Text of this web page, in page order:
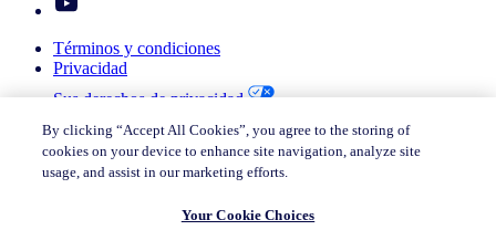
Términos y condiciones
Privacidad
Sus derechos de privacidad
Your Cookie Choices
NIQ in your country
© 2026 Nielsen Consumer LLC. All Rights Reserved.
By clicking “Accept All Cookies”, you agree to the storing of
cookies on your device to enhance site navigation, analyze site
usage, and assist in our marketing efforts.
Your Cookie Choices